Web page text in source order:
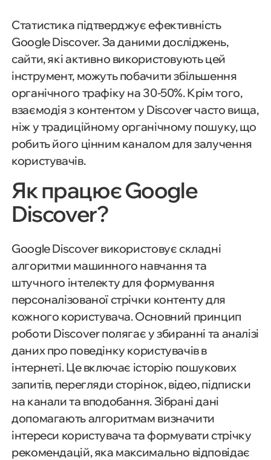
Статистика підтверджує ефективність
Google Discover. За даними досліджень,
сайти, які активно використовують цей
інструмент, можуть побачити збільшення
органічного трафіку на 30-50%. Крім того,
взаємодія з контентом у Discover часто вища,
ніж у традиційному органічному пошуку, що
робить його цінним каналом для залучення
користувачів.
Як працює Google
Discover?
Google Discover використовує складні
алгоритми машинного навчання та
штучного інтелекту для формування
персоналізованої стрічки контенту для
кожного користувача. Основний принцип
роботи Discover полягає у збиранні та аналізі
даних про поведінку користувачів в
інтернеті. Це включає історію пошукових
запитів, перегляди сторінок, відео, підписки
на канали та вподобання. Зібрані дані
допомагають алгоритмам визначити
інтереси користувача та формувати стрічку
рекомендацій, яка максимально відповідає